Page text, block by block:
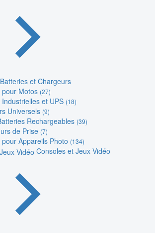
et Chargeurs
pour Motos (27)
et UPS (18)
Universels (9)
Rechargeables (39)
de Prise (7)
pour Appareils Photo (134)
Consoles et Jeux Vidéo